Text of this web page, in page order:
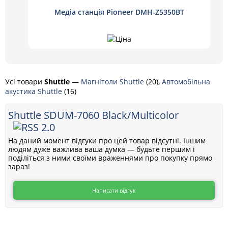
Медіа станція Pioneer DMH-Z5350BT
Усі товари Shuttle — Магнітоли Shuttle (20), Автомобільна
акустика Shuttle (16)
Shuttle SDUM-7060 Black/Multicolor
На даний момент відгуки про цей товар відсутні. Іншим
людям дуже важлива ваша думка — будьте першим і
поділіться з ними своїми враженнями про покупку прямо
зараз!
Написати відгук